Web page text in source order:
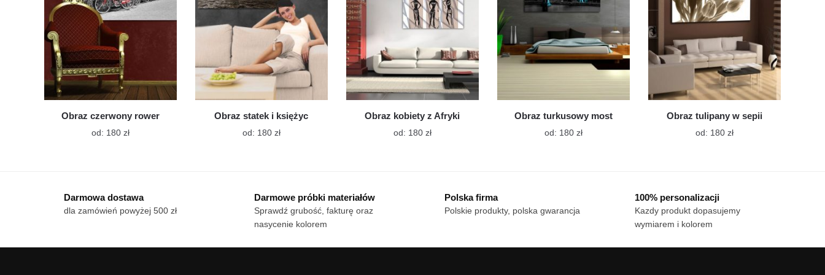
na
stronie
na
stronie
produktu
na
stronie
na
produktu
na
stronie
produktu
Obraz czerwony rower
od: 180 złTen
Opcje
można
Obraz statek i księżyc
od: 180 złTen
Opcje
można
wybrać
Obraz kobiety z Afryki
od: 180 złTen
Opcje
można
Obraz turkusowy most
od: 180 złTen
Obraz tulipany w sepii
od: 180 złTen
można
Darmowa dostawa
dla zamówień powyżej 500 zł
Darmowe próbki materiałów
Sprawdź grubość, fakturę oraz
nasycenie kolorem
Polska firma
Polskie produkty, polska gwarancja
100% personalizacji
Kazdy produkt dopasujemy
wymiarem i kolorem